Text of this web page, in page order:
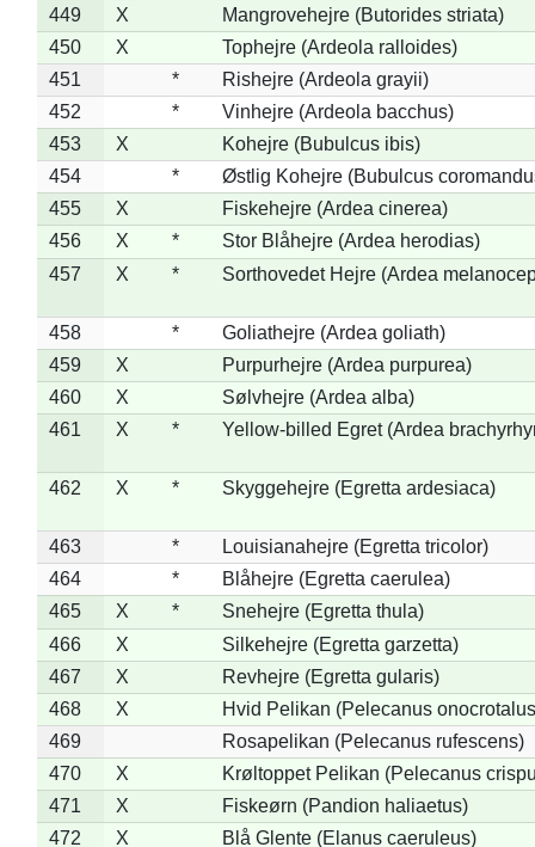
449
X
Mangrovehejre (Butorides striata)
450
X
Tophejre (Ardeola ralloides)
451
*
Rishejre (Ardeola grayii)
452
*
Vinhejre (Ardeola bacchus)
453
X
Kohejre (Bubulcus ibis)
454
*
Østlig Kohejre (Bubulcus
455
X
Fiskehejre (Ardea cinerea)
456
X *
Stor Blåhejre (Ardea herodias)
457
X * Sorthovedet Hejre (Ardea
458 *
Goliathejre (Ardea goliath)
459
X
Purpurhejre (Ardea purpurea)
460
X
Sølvhejre (Ardea alba)
461
X * Yellow-billed Egret (Ardea
462 X * Skyggehejre (Egretta ardesiaca)
463 *
Louisianahejre (Egretta tricolor)
464
*
Blåhejre (Egretta caerulea)
465
X *
Snehejre (Egretta thula)
466
X
Silkehejre (Egretta garzetta)
467
X
Revhejre (Egretta gularis)
468
X
Hvid Pelikan (Pelecanus
469
Rosapelikan (Pelecanus rufescens)
470
X
Krøltoppet Pelikan (Pelecanus
471
X
Fiskeørn (Pandion haliaetus)
472
X Blå Glente (Elanus caeruleus)